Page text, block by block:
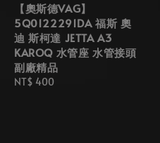
【奧斯德VAG】
5Q0122291DA 福斯 奧
迪 斯柯達 JETTA A3
KAROQ 水管座 水管接頭
副廠精品
Regular
NT$ 400